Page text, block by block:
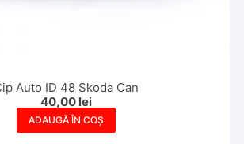
Auto ID 48 Skoda Can
40,00 lei
ADAUGĂ ÎN COȘ